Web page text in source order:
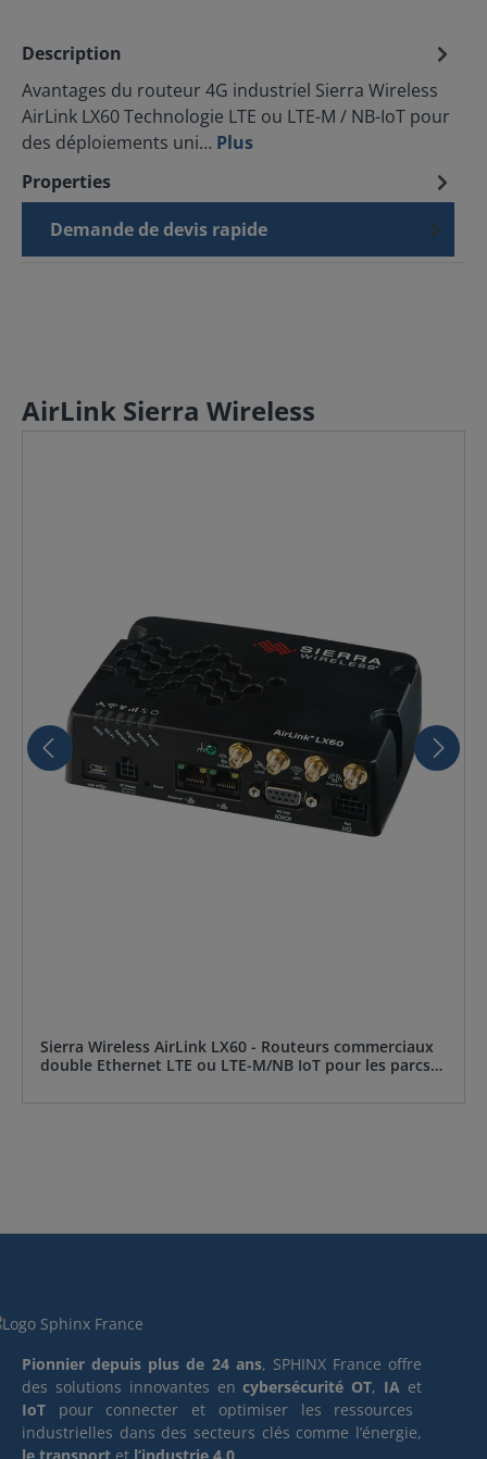
Description
Avantages du routeur 4G industriel Sierra Wireless
AirLink LX60 Technologie LTE ou LTE-M / NB-IoT pour
des déploiements uni… Plus
Properties
Demande de devis rapide
AirLink Sierra Wireless
Sierra Wireless AirLink LX60 - Routeurs commerciaux
double Ethernet LTE ou LTE-M/NB IoT pour les parcs
commerciaux
Pionnier depuis plus de 24 ans, SPHINX France offre
des solutions innovantes encybersécurité OT, IA et
IoT pour connecter et optimiser les ressources
industrielles dans des secteurs clés comme l’énergie,